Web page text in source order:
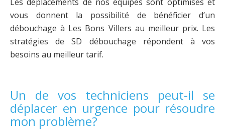
Les déplacements de nos équipes sont optimisés et
vous donnent la possibilité de bénéficier d’un
débouchage à Les Bons Villers au meilleur prix. Les
stratégies de SD débouchage répondent à vos
besoins au meilleur tarif.
Un de vos techniciens peut-il se
déplacer en urgence pour résoudre
mon problème?